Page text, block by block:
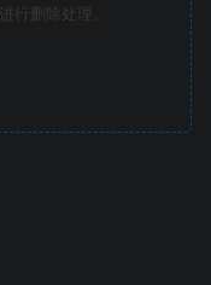
进行删除处理。